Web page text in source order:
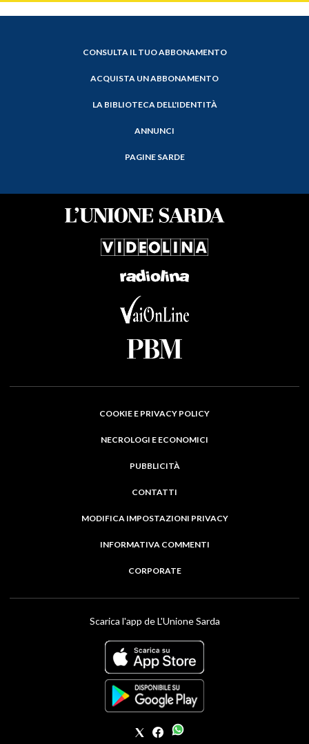
CONSULTA IL TUO ABBONAMENTO
ACQUISTA UN ABBONAMENTO
LA BIBLIOTECA DELL'IDENTITÀ
ANNUNCI
PAGINE SARDE
COOKIE E PRIVACY POLICY
NECROLOGI E ECONOMICI
PUBBLICITÀ
CONTATTI
MODIFICA IMPOSTAZIONI PRIVACY
INFORMATIVA COMMENTI
CORPORATE
Scarica l'app de L'Unione Sarda